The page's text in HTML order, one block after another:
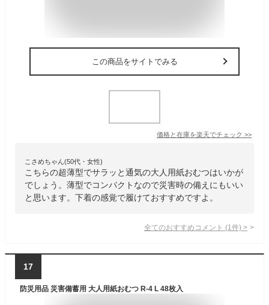
この商品をサイトでみる
価格と在庫を楽天でチェック >>
こさめちゃん(50代・女性)
こちらの超薄型でサラッと通気の大人用紙おむつはいかが
でしょう。薄型でコンパクトなので災害時の備えにもいい
と思います。下着の感覚で履けておすすめですよ。
全てのおすすめコメント (1 件) >
17
防災用品 災害備蓄用 大人用紙おむつ R-4 L 48枚入